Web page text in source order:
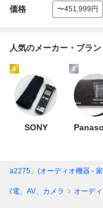
価格 〜451,999円
人気のメーカー・ブラン
1
SONY
2
ma2275」(オーディオ機器 -
家電、AV、カメラ オーデ